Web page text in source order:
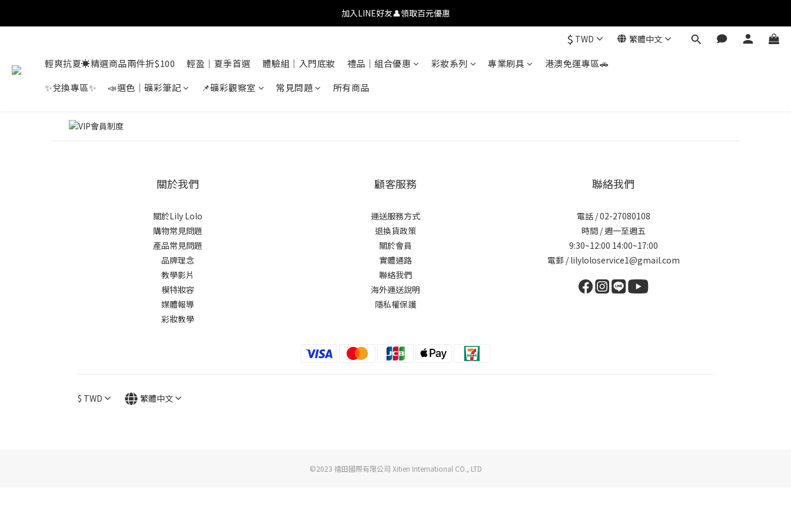
💗【新會員首購九折】透氧彩妝・全肌友善💗
加入LINE好友👤領取百元優惠
$ TWD 繁體中文
輕爽抗夏☀️精選商品兩件折$100 輕盈｜夏季首選 體驗組｜入門底妝 禮品｜組合優惠 彩妝系列 專業刷具
港澳免運專區🚗
✨兌換專區✨
📣選色｜礦彩筆記 📌礦彩觀察室 常見問題 所有商品
關於我們
關於Lily Lolo
購物常見問題
產品常見問題
品牌理念
教學影片
模特妝容
媒體報導
彩妝教學
顧客服務
運送服務方式
退換貨政策
關於會員
實體通路
聯絡我們
海外運送說明
隱私權保護
聯絡我們
電話 / 02-27080108
時間 / 週一至週五
9:30~12:00 14:00~17:00
電郵 / lilyloloservice1@gmail.com
$ TWD 繁體中文
©2023 禧田國際有限公司 Xitien International CO., LTD